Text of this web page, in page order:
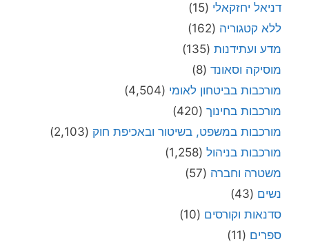
דניאל יחזקאלי (15)
ללא קטגוריה (162)
מדע ועתידנות (135)
מוסיקה וסאונד (8)
מורכבות בביטחון לאומי (4,504)
מורכבות בחינוך (420)
מורכבות במשפט, בשיטור ובאכיפת חוק (2,103)
מורכבות בניהול (1,258)
משטרה וחברה (57)
נשים (43)
סדנאות וקורסים (10)
ספרים (11)